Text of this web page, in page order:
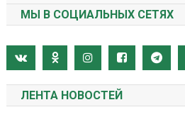
МЫ В СОЦИАЛЬНЫХ СЕТЯХ
ЛЕНТА НОВОСТЕЙ